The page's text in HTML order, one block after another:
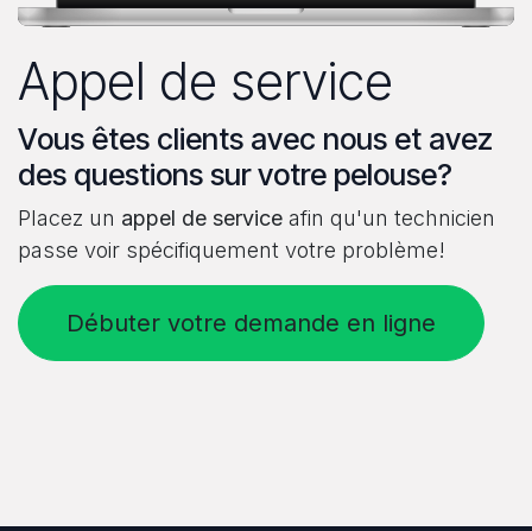
Appel de service
Vous êtes clients avec nous et avez
des questions sur votre pelouse?
Placez un appel de service afin qu'un technicien
passe voir spécifiquement votre problème!
Débuter votre demande en ligne